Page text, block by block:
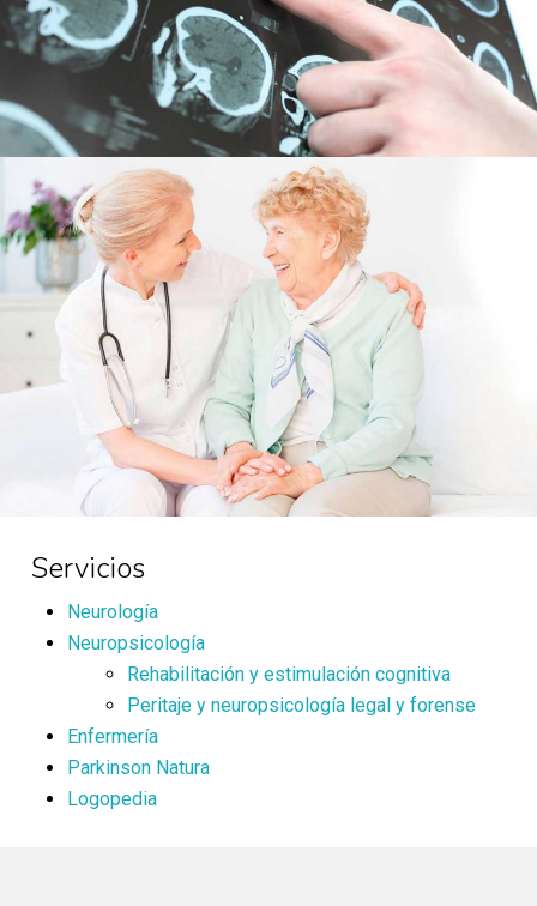
Servicios
Neurología
Neuropsicología
Rehabilitación y estimulación cognitiva
Peritaje y neuropsicología legal y forense
Enfermería
Parkinson Natura
Logopedia